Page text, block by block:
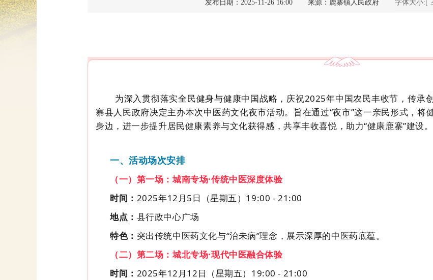
发布日期：2025-11-26 16:00 来源：鹿寨镇人民政府 字体大小:[
为深入贯彻落实全民健身与健康中国战略，庆祝2025年中国农民丰收节，传承
寨县人民政府决定主办本次中医药文化夜市活动。旨在通过“夜市”这一亲民形式，将
身边，进一步提升居民健康素养与文化获得感，共享丰收喜悦，助力“健康鹿寨”建设。
一、活动场次安排
（一）第一场：城南专场·传统中医深度体验
时间： 2025年12月5日（星期五） 19:00 - 21:00
地点： 县行政中心广场
特色： 突出传统中医药文化与“治未病”理念，展示深厚的中医药底蕴。
（二）第二场：城北专场·现代中医融合体验
时间： 2025年12月12日（星期五） 19:00 - 21:00